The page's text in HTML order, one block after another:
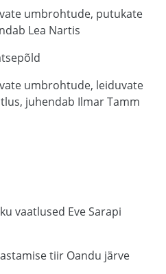
umbrohtude, putukate
Lea Nartis
umbrohtude, leiduvate
juhendab Ilmar Tamm
vaatlused Eve Sarapi
tiir Oandu järve